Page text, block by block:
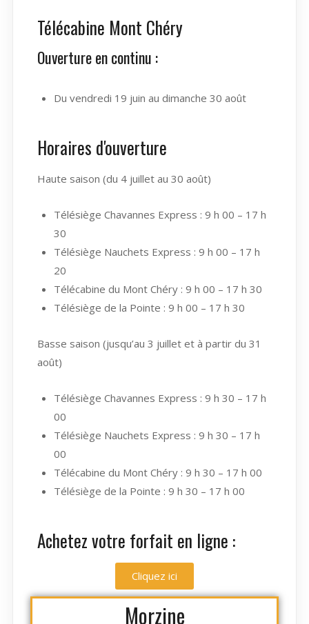
Télécabine Mont Chéry
Ouverture en continu :
Du vendredi 19 juin au dimanche 30 août
Horaires d'ouverture
Haute saison (du 4 juillet au 30 août)
Télésiège Chavannes Express : 9 h 00 – 17 h
30
Télésiège Nauchets Express : 9 h 00 – 17 h
20
Télécabine du Mont Chéry : 9 h 00 – 17 h 30
Télésiège de la Pointe : 9 h 00 – 17 h 30
Basse saison (jusqu’au 3 juillet et à partir du 31
août)
Télésiège Chavannes Express : 9 h 30 – 17 h
00
Télésiège Nauchets Express : 9 h 30 – 17 h
00
Télécabine du Mont Chéry : 9 h 30 – 17 h 00
Télésiège de la Pointe : 9 h 30 – 17 h 00
Achetez votre forfait en ligne :
Cliquez ici
Morzine